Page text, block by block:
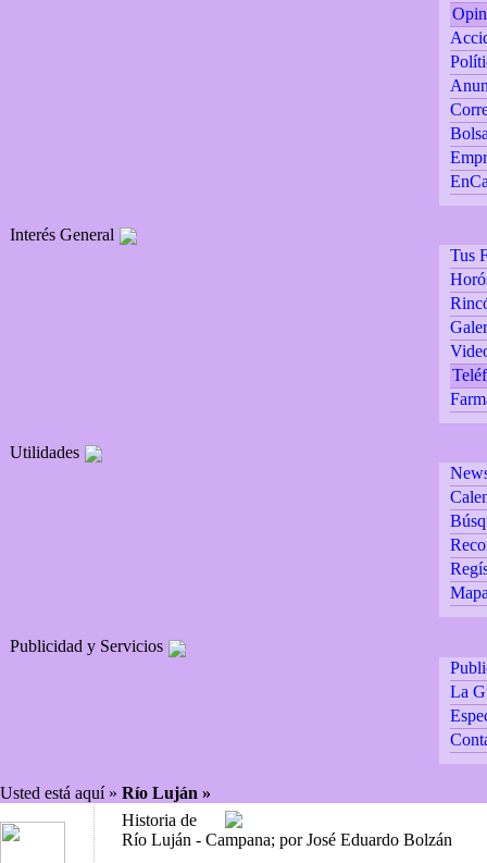
Interés General
Tus
Utilidades
Publicidad y Servicios
La
Usted está aquí » Río Luján »
Historia de
Río Luján - Campana; por José Eduardo Bolzán